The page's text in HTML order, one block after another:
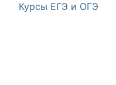
Курсы ЕГЭ и ОГЭ